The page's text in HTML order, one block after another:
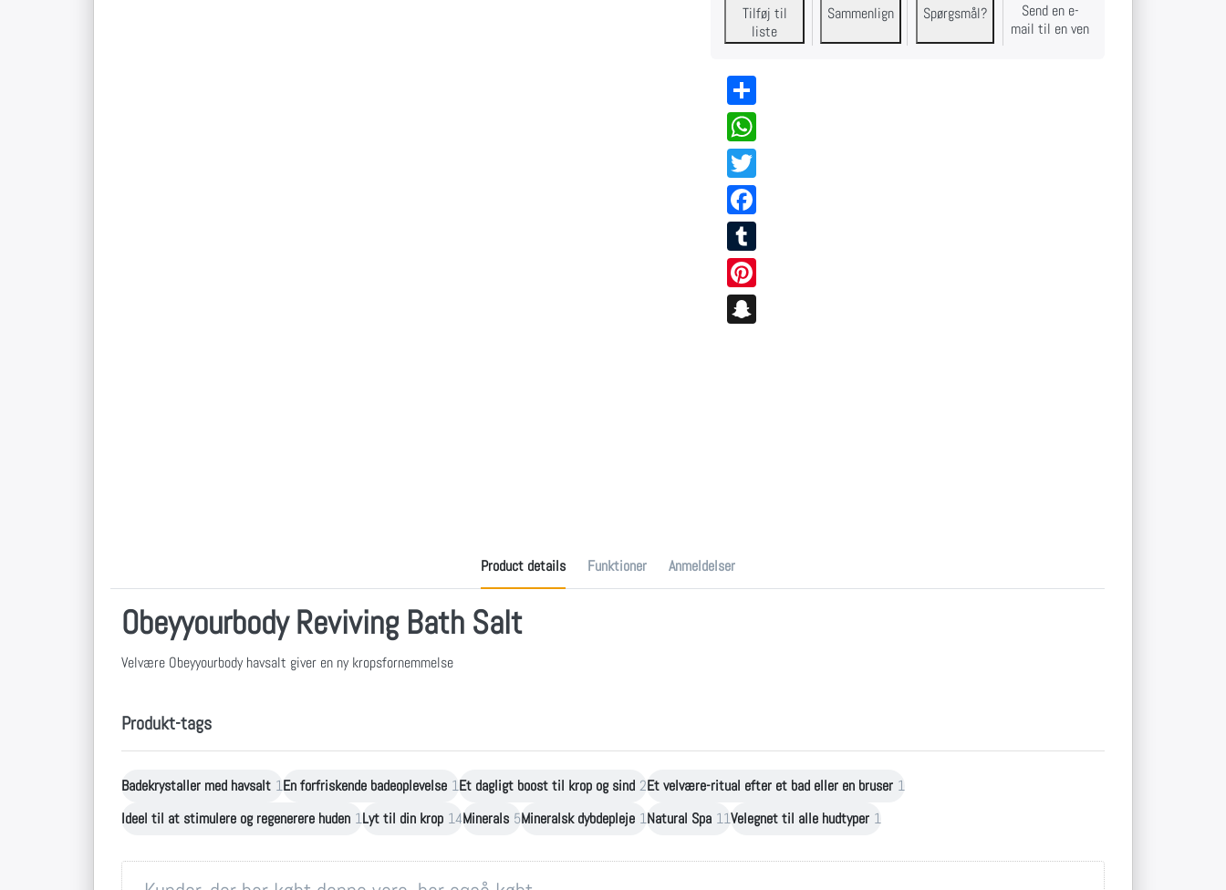
Tilføj til
liste
Sammenlign Spørgsmål?
Send en e-
mail til en ven
Share
WhatsApp
Twitter
Facebook
Tumblr
Pinterest
Product details Funktioner Anmeldelser
Obeyyourbody Reviving Bath Salt
Velvære Obeyyourbody havsalt giver en ny kropsfornemmelse
Produkt-tags
Badekrystaller med havsalt 1En forfriskende badeoplevelse 1Et dagligt boost til krop og sind 2Et velvære-ritual efter et bad eller en bruser 1
Ideel til at stimulere og regenerere huden 1Lyt til din krop 14Minerals 5Mineralsk dybdepleje 1Natural Spa 11Velegnet til alle hudtyper 1